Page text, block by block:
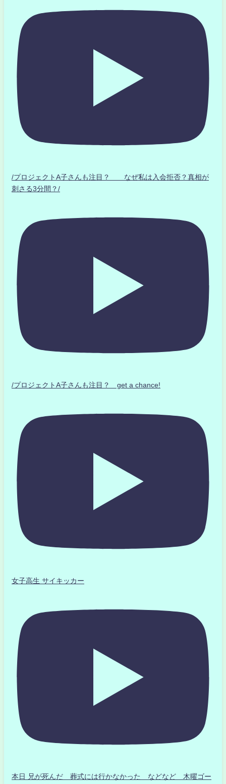
/プロジェクトA子さんも注目？ なぜ私は入会拒否？真相が
刺さる3分間？/
/プロジェクトA子さんも注目？ get a chance!
女子高生 サイキッカー
本日 兄が死んだ 葬式には行かなかった などなど 木曜ゴー